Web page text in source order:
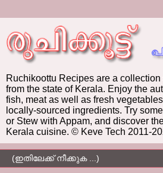
Ruchikoottu Recipes are a
from the state of Kerala. Enjoy the
fish, meat as well as fresh
locally-sourced ingredients. Try
or Stew with Appam, and discover
Kerala cuisine. © Keve Tech 2011-